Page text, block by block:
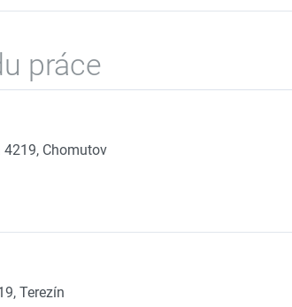
práce
4219, Chomutov
Terezín